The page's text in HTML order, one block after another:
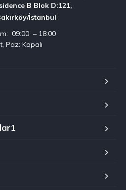
B Blok D:121,
İstanbul
09:00 – 18:00
Paz: Kapalı